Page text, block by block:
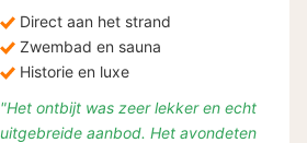
Direct aan het strand
Zwembad en sauna
Historie en luxe
"Het ontbijt was zeer lekker en echt
uitgebreide aanbod. Het avondeten